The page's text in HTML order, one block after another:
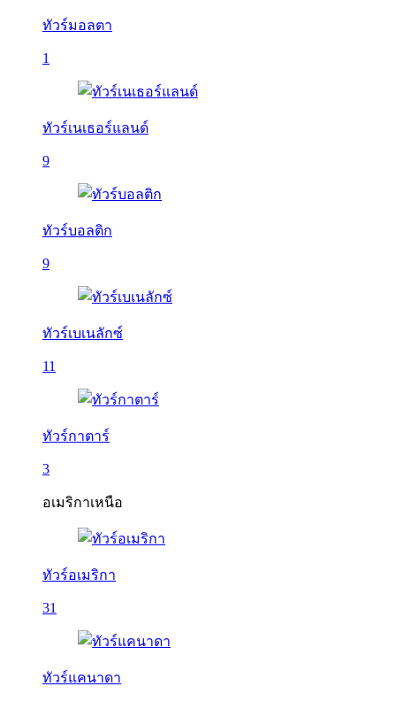
ทัวร์มอลตา
1
ทัวร์เนเธอร์แลนด์
9
ทัวร์บอลติก
9
ทัวร์เบเนลักซ์
11
ทัวร์กาตาร์
3
อเมริกาเหนือ
ทัวร์อเมริกา
31
ทัวร์แคนาดา